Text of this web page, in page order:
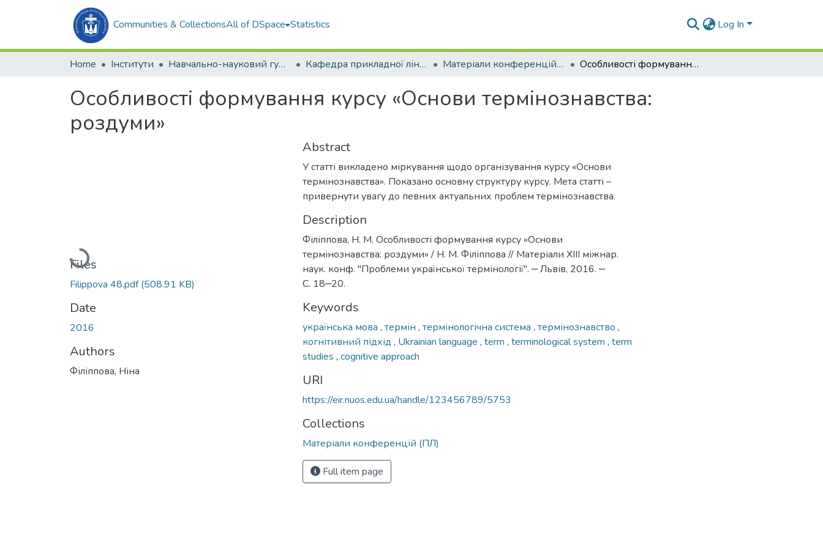
Communities & CollectionsAll of DSpace Statistics Log In
Home Інститути Навчально-науковий гуманітарний інститут (ННГІ) Кафедра прикладної лінгвістики (ПЛ) Матеріали конференцій (ПЛ) Особливості формування курсу «Основи термінознавства: роздуми»
Особливості формування курсу «Основи термінознавства:
роздуми»
Loading...
Files
Filippova 48.pdf(508.91 KB)
Date
2016
Authors
Філіппова, Ніна
Abstract
У статті викладено міркування щодо організування курсу «Основи
термінознавства». Показано основну структуру курсу. Мета статті –
привернути увагу до певних актуальних проблем термінознавства.
Description
Філіппова, Н. М. Особливості формування курсу «Основи
термінознавства: роздуми» / Н. М. Філіппова // Матеріали XIII міжнар.
наук. конф. "Проблеми української термінології". ‒ Львів, 2016. ‒
С. 18‒20.
Keywords
українська мова , термін , термінологічна система , термінознавство ,
когнітивний підхід , Ukrainian language , term , terminological system , term
studies , cognitive approach
URI
https://eir.nuos.edu.ua/handle/123456789/5753
Collections
Матеріали конференцій (ПЛ)
Full item page